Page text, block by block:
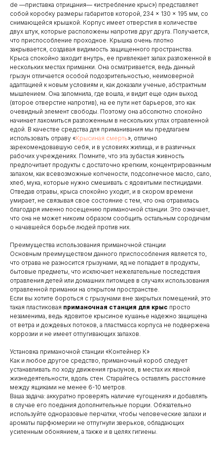
de —приставка отрицания— «истребление крыс») представляет
собой коробку размеры габаритов которой, 234 × 130 × 195 мм, со
снимающейся крышкой. Корпус имеет отверстия в количестве
двух штук, которые расположены напротив друг друга. Получается,
что приспособление проходное. Крышка очень плотно
закрывается, создавая видимость защищенного пространства.
Крыса спокойно заходит внутрь, ее привлекает запах разложенной в
нескольких местах приманки. Она осматривается, ведь данный
грызун отличается особой подозрительностью, неимоверной
адаптацией к новым условиям и, как доказали ученые, абстрактным
мышлением. Она запомнила, где вошла, и видит еще один выход
(второе отверстие напротив), на ее пути нет барьеров, это как
очевидный элемент свободы. Поэтому она абсолютно спокойно
начинает лакомиться разложенным в нескольких углах отравленной
едой. В качестве средства для приманивания мы предлагаем
использовать отраву «Крысиная смерть», отлично
зарекомендовавшую себя, и в условиях жилища, и в различных
рабочих учреждениях. Помните, что эта зубастая живность
предпочитает продукты с достаточно крепким, концентрированным
запахом, как всевозможные копчености, подсолнечное масло, сало,
хлеб, мука, которые нужно смешивать с ядовитыми пестицидами.
Отведав отравы, крыса спокойно уходит, и в скором времени
умирает, не связывая свое состояние с тем, что она отравилась
благодаря именно посещению приманочной станции. Это означает,
что она не может никоим образом сообщить остальным сородичам
о начавшейся борьбе людей против них.
Преимущества использования приманочной станции
Основным преимуществом данного приспособления является то,
что отрава не разносится грызунами, яд не попадает в продукты,
бытовые предметы, что исключает нежелательные последствия
отравления детей или домашних питомцев в случаях использования
отравленной приманки на открытом пространстве.
Если вы хотите бороться с грызунами вне закрытых помещений, это
такая пластиковая приманочная станция для крыс просто
незаменима, ведь ядовитое крысиное кушанье надежно защищена
от ветра и дождевых потоков, а пластмасса корпуса не подвержена
коррозии и не имеет отпугивающих запахов.
Установка приманочной станции «Контейнер К»
Как и любое другое средство, приманочный короб следует
устанавливать по ходу движения грызунов, в местах их явной
жизнедеятельности, вдоль стен. Старайтесь оставлять расстояние
между ящиками не менее 6-10 метров.
Ваша задача: аккуратно проверять наличие «угощения» и добавлять
в случае его поедания дополнительные порции. Обязательно
используйте одноразовые перчатки, чтобы человеческие запахи и
ароматы парфюмерии не отпугнули зверьков, обладающих
усиленным обонянием, а также и в целях гигиены.